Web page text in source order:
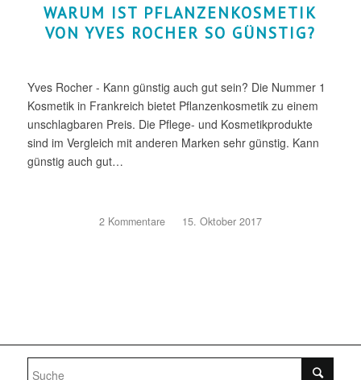
WARUM IST PFLANZENKOSMETIK
VON YVES ROCHER SO GÜNSTIG?
Yves Rocher - Kann günstig auch gut sein? Die Nummer 1
Kosmetik in Frankreich bietet Pflanzenkosmetik zu einem
unschlagbaren Preis. Die Pflege- und Kosmetikprodukte
sind im Vergleich mit anderen Marken sehr günstig. Kann
günstig auch gut…
2 Kommentare
/ 15. Oktober 2017